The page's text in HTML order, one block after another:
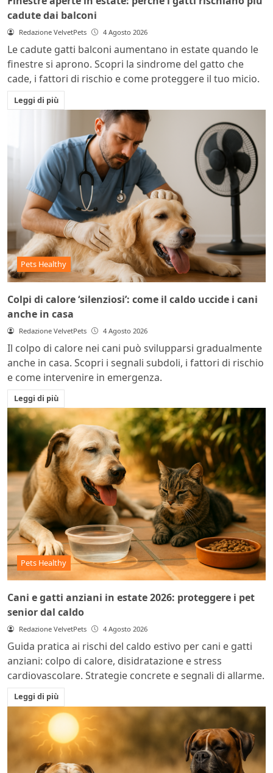
cadute dai balconi
Redazione VelvetPets 4 Agosto 2026
Le cadute gatti balconi aumentano in estate quando le
finestre si aprono. Scopri la sindrome del gatto che
cade, i fattori di rischio e come proteggere il tuo micio.
Leggi di più
Pets Healthy
Colpi di calore ‘silenziosi’: come il caldo uccide i cani
anche in casa
Redazione VelvetPets 4 Agosto 2026
Il colpo di calore nei cani può svilupparsi gradualmente
anche in casa. Scopri i segnali subdoli, i fattori di rischio
e come intervenire in emergenza.
Leggi di più
Pets Healthy
Cani e gatti anziani in estate 2026: proteggere i pet
senior dal caldo
Redazione VelvetPets 4 Agosto 2026
Guida pratica ai rischi del caldo estivo per cani e gatti
anziani: colpo di calore, disidratazione e stress
cardiovascolare. Strategie concrete e segnali di allarme.
Leggi di più